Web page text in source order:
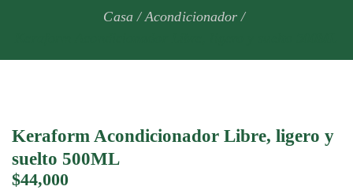
Casa / Acondicionador /
Keraform Acondicionador Libre, ligero y
suelto 500ML
$44,000